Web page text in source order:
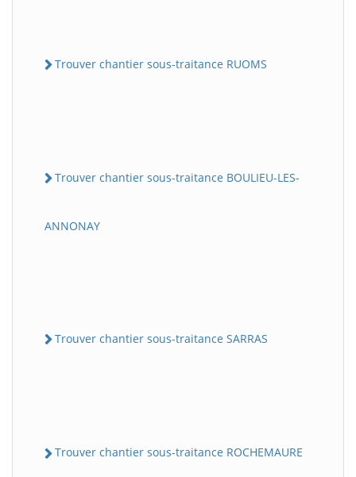
Trouver chantier sous-traitance RUOMS
Trouver chantier sous-traitance BOULIEU-LES-
ANNONAY
Trouver chantier sous-traitance SARRAS
Trouver chantier sous-traitance ROCHEMAURE